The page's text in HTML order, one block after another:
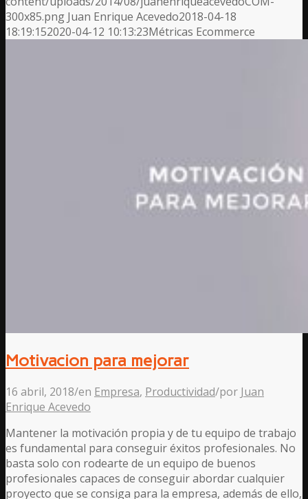
300x85.png Juan Enrique Acevedo2018-04-18
18:19:152020-04-12 10:13:23Métricas Ecommerce
Motivacion para mejorar
16 abril, 2018/en Empresa, Productividad/por Juan
Enrique Acevedo
Mantener la motivación propia y de tu equipo de trabajo
es fundamental para conseguir éxitos profesionales. No
basta solo con rodearte de un equipo de buenos
profesionales capaces de conseguir abordar cualquier
proyecto que se consiga para la empresa, además de ello,